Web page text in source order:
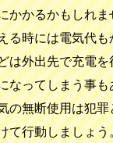
かかるかもしれ
る時には電気代
は外出先で充電
なってしまう事
の無断使用は犯
て行動しましょう